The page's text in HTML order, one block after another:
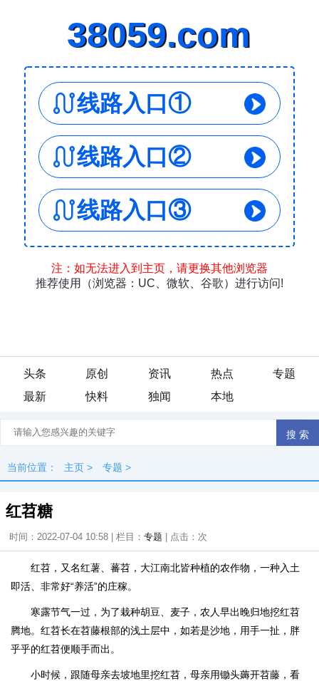
头条 原创 资讯 热点
专题
最新
快料 独闻 本地
当前位置： 主页 > 专题 >
红苕糖
时间：2022-07-04 10:58 | 栏目： 专题 | 点击： 次
红苕，又名红薯、蕃苕，大江南北皆种植的农作物，一种入土
即活、非常好“养活”的庄稼。
寒露节气一过，为了栽种胡豆、麦子，农人早出晚归地挖红苕
腾地。红苕长在苕藤根部的浅土层中，如若是沙地，用手一扯，胖
乎乎的红苕便顺手而出。
小时候，跟随母亲去坡地里挖红苕，母亲用锄头薅开苕藤，看